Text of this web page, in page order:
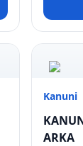
Kanuni
ARKA